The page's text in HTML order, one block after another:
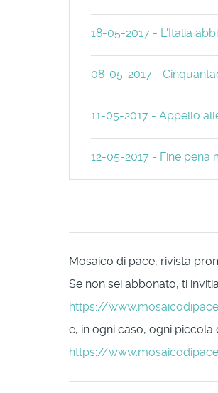
18-05-2017 - L'Italia
08-05-2017 -
11-05-2017 - Appello
12-05-2017 - Fine pena
Mosaico di pace, rivista
Se non sei abbonato, ti
https://
e, in ogni caso, ogni
https://